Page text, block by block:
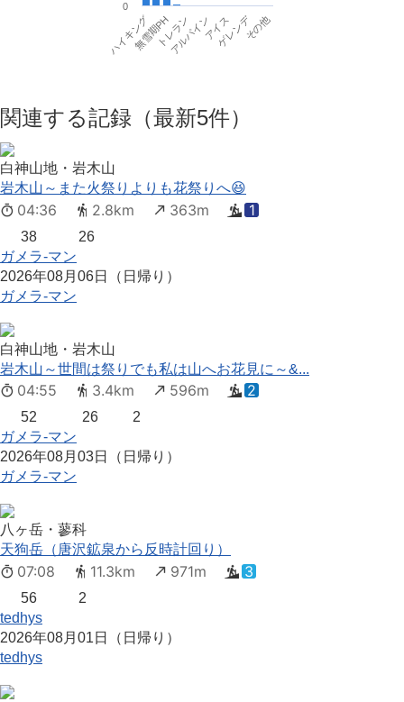
ハイキング アルパイン その他
無雪期PHトレラン アイスゲレンデ
0
関連する記録（最新5件）
白神山地・岩木山
岩木山～また火祭りよりも花祭りへ😆
04:36 2.8km 363m 1
38
26
ガメラ-マン
2026年08月06日（日帰り）
ガメラ-マン
白神山地・岩木山
岩木山～世間は祭りでも私は山へお花見に～&...
04:55 3.4km 596m 2
52 26
2
ガメラ-マン
2026年08月03日（日帰り）
ガメラ-マン
八ヶ岳・蓼科
天狗岳（唐沢鉱泉から反時計回り）
07:08 11.3km 971m 3
56
2
tedhys
2026年08月01日（日帰り）
tedhys